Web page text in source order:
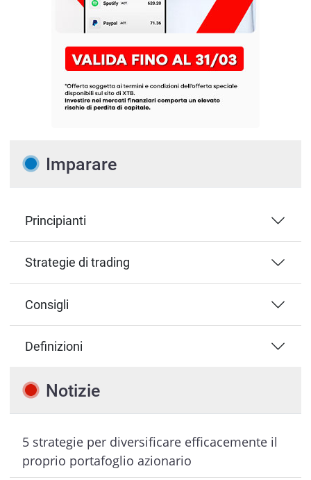
Imparare
Principianti
Strategie di trading
Consigli
Definizioni
Notizie
5 strategie per diversificare efficacemente il
proprio portafoglio azionario